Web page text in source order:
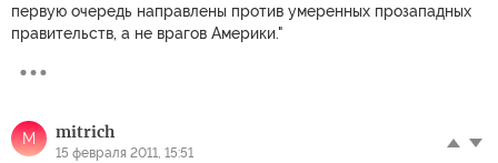
первую очередь направлены против умеренных прозападных
правительств, а не врагов Америки."
M mitrich
15 февраля 2011, 15:51